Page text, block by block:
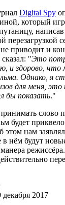
Digital Spy
который
написав
перезагрузкой
приводит и
"Это
и здорово, что
Однако, я
для меня, это
бы показать."
слово
будет
этом нам
в нём будут
2017